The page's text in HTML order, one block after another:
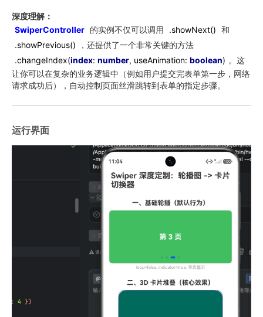
深度理解：
SwiperController 的实例不仅可以调用 .showNext() 和
.showPrevious()
，还提供了一个非常关键的方法
.changeIndex(index: number, useAnimation: boolean) 。这
让你可以在复杂的业务逻辑中（例如用户提交完表单第一步，网络
请求成功后），自动控制页面丝滑跳转到表单的指定步骤。
运行界面